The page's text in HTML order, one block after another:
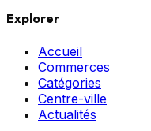
Explorer
Accueil
Commerces
Catégories
Centre-ville
Actualités